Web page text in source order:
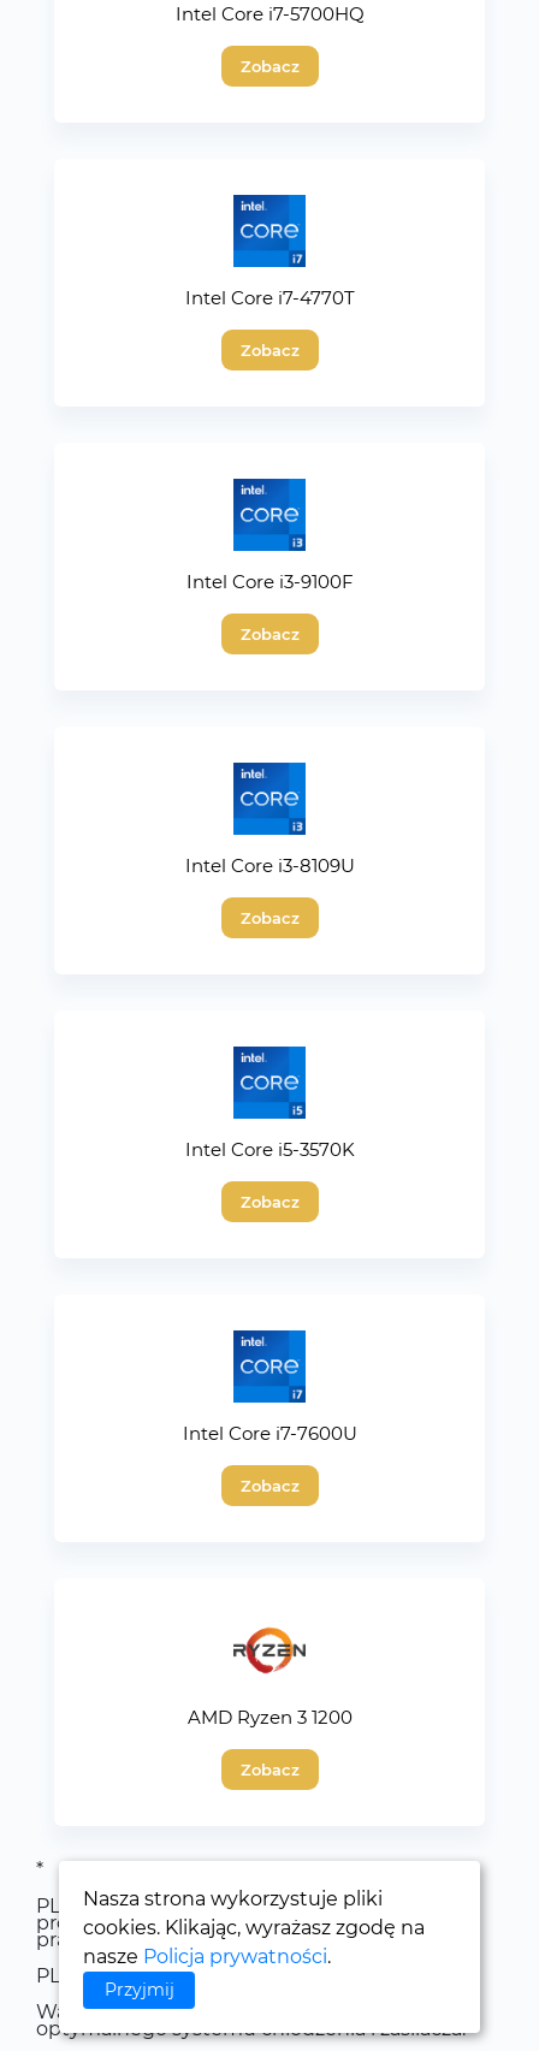
Intel Core i7-5700HQ
Zobacz
Intel Core i7-4770T
Zobacz
Intel Core i3-9100F
Zobacz
Intel Core i3-8109U
Zobacz
Intel Core i5-3570K
Zobacz
Intel Core i7-7600U
Zobacz
AMD Ryzen 3 1200
Zobacz
*
PL1 - Ilość ciepła w watach generowana przez
procesor (lub układ GPU) podczas normalnej
pracy.
PL2 - o podkręcaniu
Wartości te są wykorzystywane do wyboru
optymalnego systemu chłodzenia i zasilacza.
Nasza strona wykorzystuje pliki
cookies. Klikając, wyrażasz zgodę na
nasze Policja prywatności.
Przyjmij